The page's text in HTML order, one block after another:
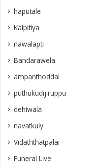
haputale
Kalpitiya
nawalapti
Bandarawela
ampanthoddai
puthukudijiruppu
dehiwala
navatkuly
Vidaththatpalai
Funeral Live